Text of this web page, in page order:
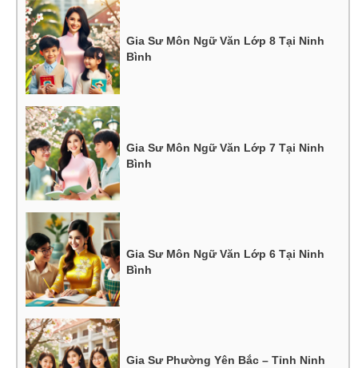
Gia Sư Môn Ngữ Văn Lớp 8 Tại Ninh
Bình
Gia Sư Môn Ngữ Văn Lớp 7 Tại Ninh
Bình
Gia Sư Môn Ngữ Văn Lớp 6 Tại Ninh
Bình
Gia Sư Phường Yên Bắc – Tỉnh Ninh